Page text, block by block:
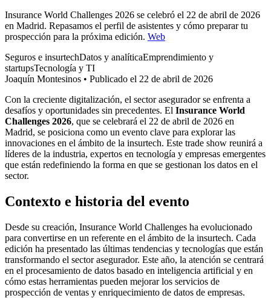
Insurance World Challenges 2026 se celebró el 22 de abril de 2026
en Madrid. Repasamos el perfil de asistentes y cómo preparar tu
prospección para la próxima edición. Web
Seguros e insurtechDatos y analíticaEmprendimiento y
startupsTecnología y TI
Joaquín Montesinos • Publicado el 22 de abril de 2026
Con la creciente digitalización, el sector asegurador se enfrenta a
desafíos y oportunidades sin precedentes. El Insurance World
Challenges 2026, que se celebrará el 22 de abril de 2026 en
Madrid, se posiciona como un evento clave para explorar las
innovaciones en el ámbito de la insurtech. Este trade show reunirá a
líderes de la industria, expertos en tecnología y empresas emergentes
que están redefiniendo la forma en que se gestionan los datos en el
sector.
Contexto e historia del evento
Desde su creación, Insurance World Challenges ha evolucionado
para convertirse en un referente en el ámbito de la insurtech. Cada
edición ha presentado las últimas tendencias y tecnologías que están
transformando el sector asegurador. Este año, la atención se centrará
en el procesamiento de datos basado en inteligencia artificial y en
cómo estas herramientas pueden mejorar los servicios de
prospección de ventas y enriquecimiento de datos de empresas.